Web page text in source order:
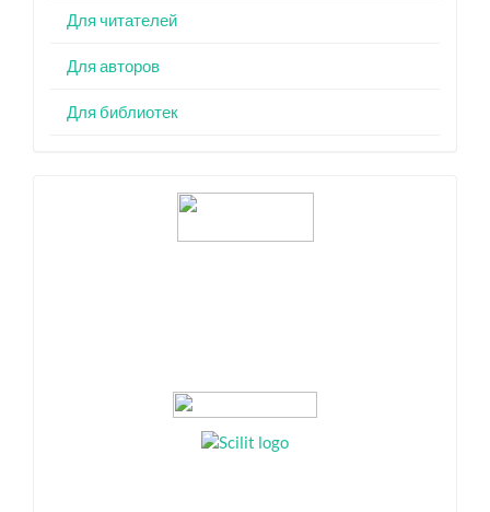
Для читателей
Для авторов
Для библиотек